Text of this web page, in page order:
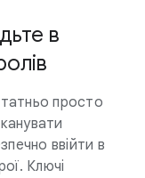
в
просто
ввійти в
Ключі